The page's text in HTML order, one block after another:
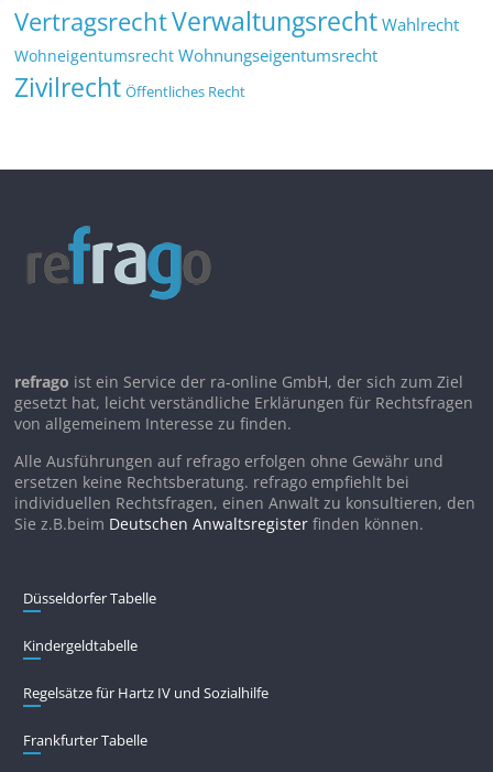
VertragsrechtVerwaltungsrecht Wahlrecht
Wohneigentumsrecht Wohnungseigentumsrecht
Zivilrecht Öffentliches Recht
refrago ist ein Service der ra-online GmbH, der sich zum Ziel
gesetzt hat, leicht verständliche Erklärungen für Rechtsfragen
von allgemeinem Interesse zu finden.
Alle Ausführungen auf refrago erfolgen ohne Gewähr und
ersetzen keine Rechtsberatung. refrago empfiehlt bei
individuellen Rechtsfragen, einen Anwalt zu konsultieren, den
Sie z.B.beim Deutschen Anwaltsregister finden können.
Düsseldorfer Tabelle
Kindergeldtabelle
Regelsätze für Hartz IV und Sozialhilfe
Frankfurter Tabelle